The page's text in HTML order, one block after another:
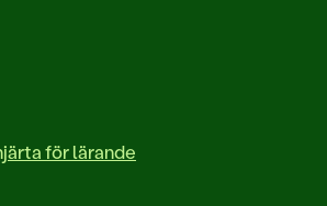
för lärande